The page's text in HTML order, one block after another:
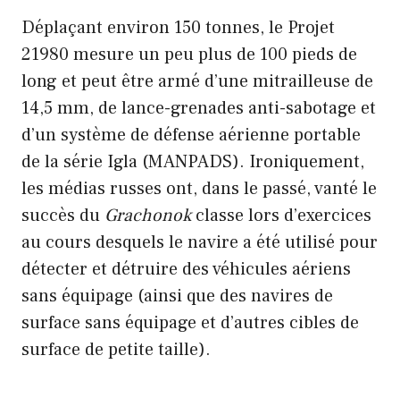
Déplaçant environ 150 tonnes, le Projet
21980 mesure un peu plus de 100 pieds de
long et peut être armé d’une mitrailleuse de
14,5 mm, de lance-grenades anti-sabotage et
d’un système de défense aérienne portable
de la série Igla (MANPADS). Ironiquement,
les médias russes ont, dans le passé, vanté le
succès du Grachonokclasse lors d’exercices
au cours desquels le navire a été utilisé pour
détecter et détruire des véhicules aériens
sans équipage (ainsi que des navires de
surface sans équipage et d’autres cibles de
surface de petite taille).